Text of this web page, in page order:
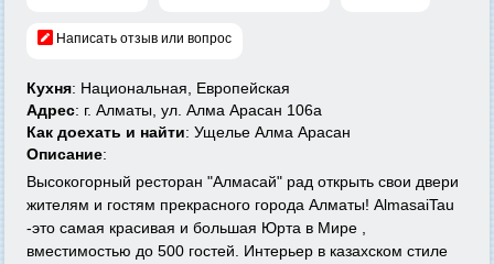
Написать отзыв или вопрос
Кухня: Национальная, Европейская
Адрес: г. Алматы, ул. Алма Арасан 106а
Как доехать и найти: Ущелье Алма Арасан
Описание:
Высокогорный ресторан "Алмасай" рад открыть свои двери
жителям и гостям прекрасного города Алматы! AlmasaiTau
-это самая красивая и большая Юрта в Мире ,
вместимостью до 500 гостей. Интерьер в казахском стиле